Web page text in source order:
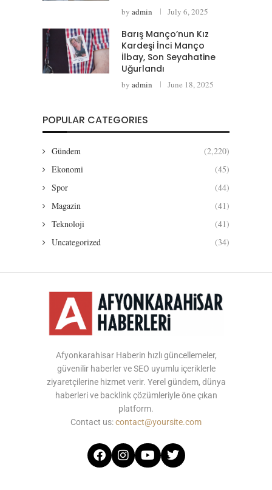
by admin July 6, 2025
Barış Manço’nun Kız
Kardeşi İnci Manço
İlbay, Son Seyahatine
Uğurlandı
by admin June 18, 2025
POPULAR CATEGORIES
Gündem
(2,220)
Ekonomi
(45)
Spor
(44)
Magazin
(41)
Teknoloji
(41)
Uncategorized
(34)
Afyonkarahisar Haberin hızlı güncellemeler,
güvenilir haberler ve SEO uyumlu içeriklerle
ziyaretçilerine hizmet verir. Yerel gündem, dünya
haberleri ve backlink çözümleriyle öne çıkan
platform.
Contact us:contact@yoursite.com